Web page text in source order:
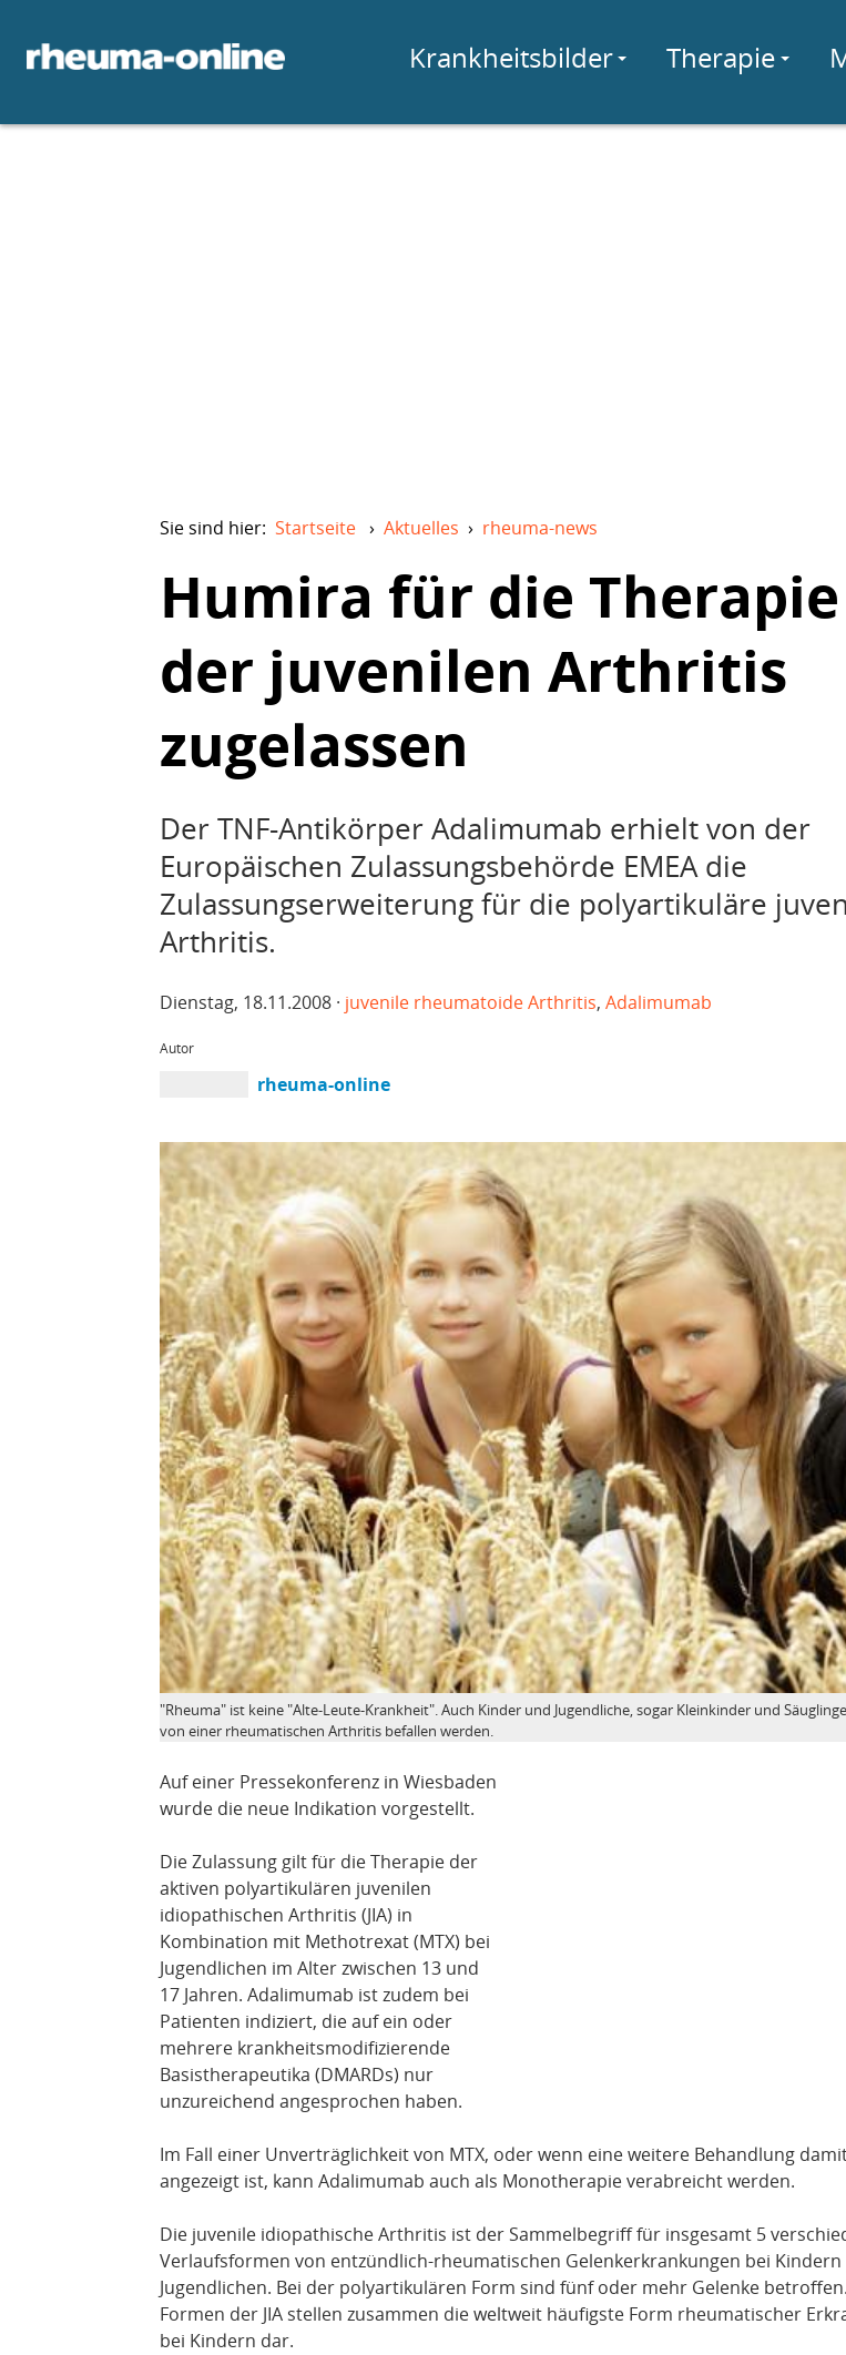
Krankheitsbilder Therapie
Sie sind hier: Startseite › Aktuelles › rheuma-news
Humira für die Therapie
der juvenilen Arthritis
zugelassen
Der TNF-Antikörper Adalimumab erhielt von der
Europäischen Zulassungsbehörde EMEA die
Zulassungserweiterung für die polyartikuläre
Arthritis.
Dienstag, 18.11.2008 · juvenile rheumatoide Arthritis, Adalimumab
Autor
rheuma-online
"Rheuma" ist keine "Alte-Leute-Krankheit". Auch Kinder und Jugendliche, sogar Kleinkinder und
von einer rheumatischen Arthritis befallen werden.
Auf einer Pressekonferenz in Wiesbaden
wurde die neue Indikation vorgestellt.
Die Zulassung gilt für die Therapie der
aktiven polyartikulären juvenilen
idiopathischen Arthritis (JIA) in
Kombination mit Methotrexat (MTX) bei
Jugendlichen im Alter zwischen 13 und
17 Jahren. Adalimumab ist zudem bei
Patienten indiziert, die auf ein oder
mehrere krankheitsmodifizierende
Basistherapeutika (DMARDs) nur
unzureichend angesprochen haben.
Im Fall einer Unverträglichkeit von MTX, oder wenn eine weitere Behandlung
angezeigt ist, kann Adalimumab auch als Monotherapie verabreicht werden.
Die juvenile idiopathische Arthritis ist der Sammelbegriff für insgesamt 5
Verlaufsformen von entzündlich-rheumatischen Gelenkerkrankungen bei Kindern
Jugendlichen. Bei der polyartikulären Form sind fünf oder mehr Gelenke
Formen der JIA stellen zusammen die weltweit häufigste Form rheumatischer
bei Kindern dar.